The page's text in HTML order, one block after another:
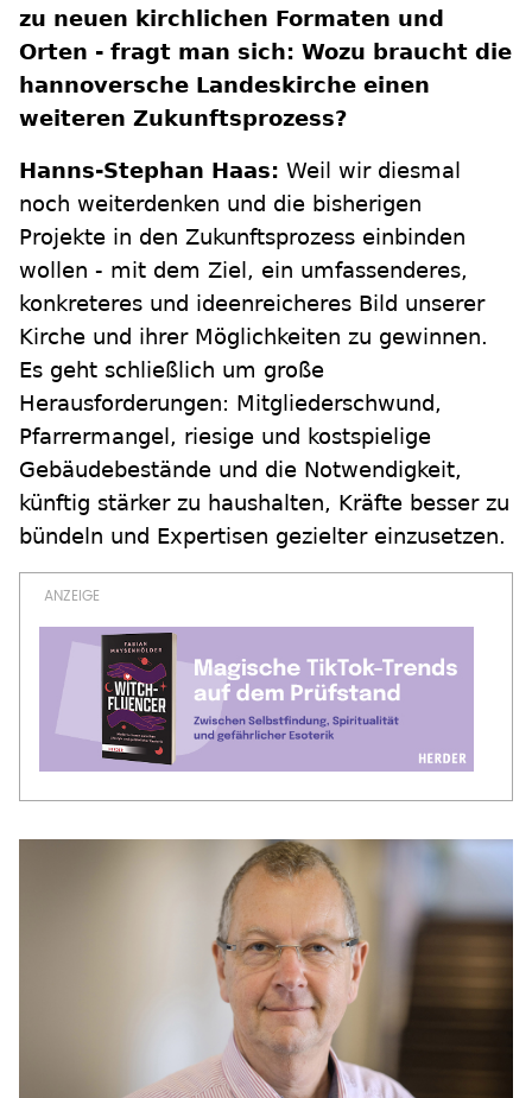
zu neuen kirchlichen Formaten und
Orten - fragt man sich: Wozu braucht die
hannoversche Landeskirche einen
weiteren Zukunftsprozess?
Hanns-Stephan Haas: Weil wir diesmal
noch weiterdenken und die bisherigen
Projekte in den Zukunftsprozess einbinden
wollen - mit dem Ziel, ein umfassenderes,
konkreteres und ideenreicheres Bild unserer
Kirche und ihrer Möglichkeiten zu gewinnen.
Es geht schließlich um große
Herausforderungen: Mitgliederschwund,
Pfarrermangel, riesige und kostspielige
Gebäudebestände und die Notwendigkeit,
künftig stärker zu haushalten, Kräfte besser zu
bündeln und Expertisen gezielter einzusetzen.